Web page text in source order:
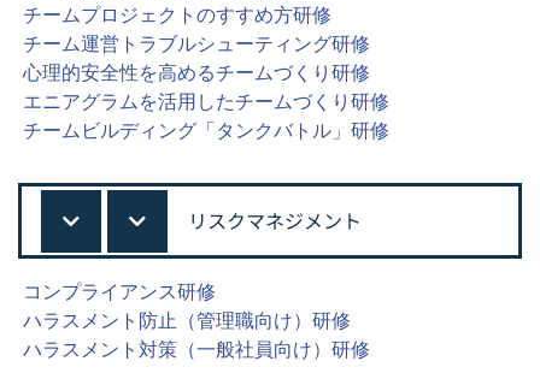
チームプロジェクトのすすめ方研修
チーム運営トラブルシューティング研修
心理的安全性を高めるチームづくり研修
エニアグラムを活用したチームづくり研修
チームビルディング「タンクバトル」研修
リスクマネジメント
コンプライアンス研修
ハラスメント防止（管理職向け）研修
ハラスメント対策（一般社員向け）研修